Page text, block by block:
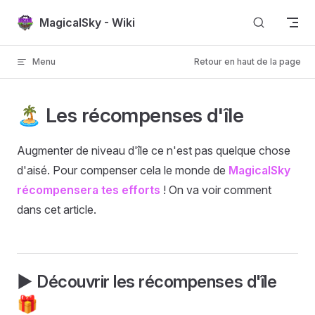
Passer au contenu
MagicalSky - Wiki
Menu Retour en haut de la page
🏝️ Les récompenses d'île
Augmenter de niveau d'île ce n'est pas quelque chose
d'aisé. Pour compenser cela le monde de MagicalSky
récompensera tes efforts ! On va voir comment
dans cet article.
▶️ Découvrir les récompenses d'île
🎁